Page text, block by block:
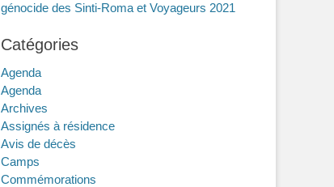
génocide des Sinti-Roma et Voyageurs 2021
Catégories
Agenda
Agenda
Archives
Assignés à résidence
Avis de décès
Camps
Commémorations